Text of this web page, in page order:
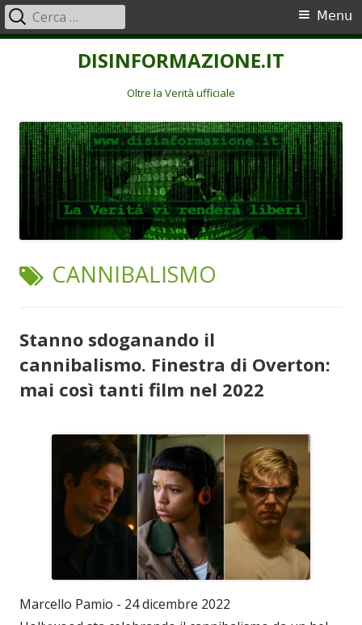
DISINFORMAZIONE.IT
Oltre la Verità ufficiale
Menu
principale
Menu
Ricerca
per:
TAG:
CANNIBALISMO
Stanno sdoganando il
cannibalismo. Finestra di Overton:
mai così tanti film nel 2022
Marcello Pamio - 24 dicembre 2022